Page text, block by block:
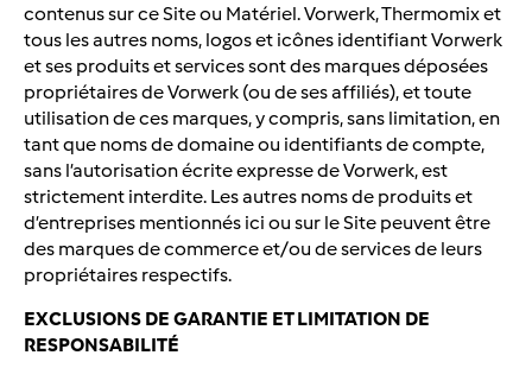
contenus sur ce Site ou Matériel. Vorwerk, Thermomix et
tous les autres noms, logos et icônes identifiant Vorwerk
et ses produits et services sont des marques déposées
propriétaires de Vorwerk (ou de ses affiliés), et toute
utilisation de ces marques, y compris, sans limitation, en
tant que noms de domaine ou identifiants de compte,
sans l’autorisation écrite expresse de Vorwerk, est
strictement interdite. Les autres noms de produits et
d’entreprises mentionnés ici ou sur le Site peuvent être
des marques de commerce et/ou de services de leurs
propriétaires respectifs.
EXCLUSIONS DE GARANTIE ET LIMITATION DE
RESPONSABILITÉ